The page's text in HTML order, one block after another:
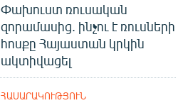
Փախուստ ռուսական
զորամասից. ինչու է ռուսների
հոսքը Հայաստան կրկին
ակտիվացել
ՀԱՍԱՐԱԿՈՒԹՅՈՒՆ